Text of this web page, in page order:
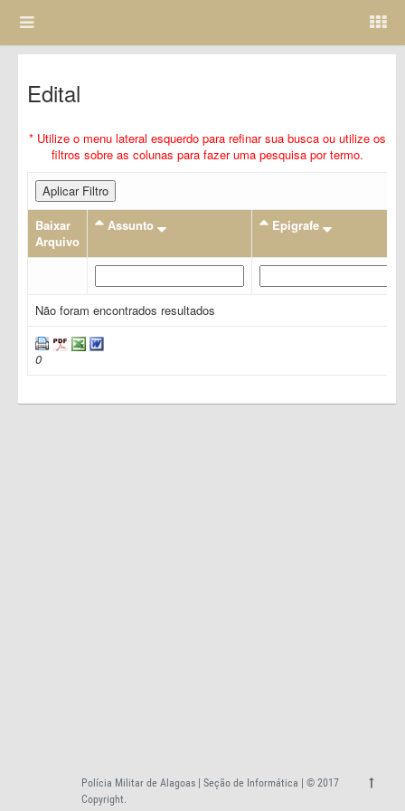
Edital
* Utilize o menu lateral esquerdo para refinar sua busca ou utilize os
filtros sobre as colunas para fazer uma pesquisa por termo.
Aplicar Filtro
Baixar
Arquivo
Assunto Epigrafe
Não foram encontrados resultados
0
Polícia Militar de Alagoas | Seção de Informática | © 2017
Copyright.